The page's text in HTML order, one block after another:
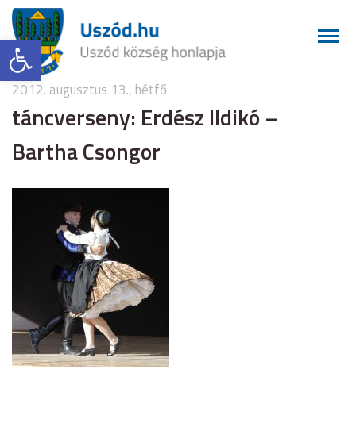
Eszköztár megnyitása
2012. augusztus 13., hétfő
táncverseny: Erdész Ildikó –
Bartha Csongor